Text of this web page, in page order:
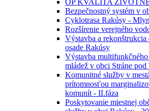
OP KVALITA
Bezpečnostný systém v
Cyklotrasa Rakúsy -
Rozšírenie verejného
Výstavba a
osade Rakúsy
Výstavba multifunkčného
mládež v obci Stráne pod
Komunitné služby v
prítomnosťou
komunít - II.fáza
Poskytovanie miestnej